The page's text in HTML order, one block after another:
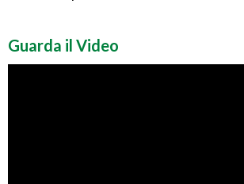
Guarda il Video